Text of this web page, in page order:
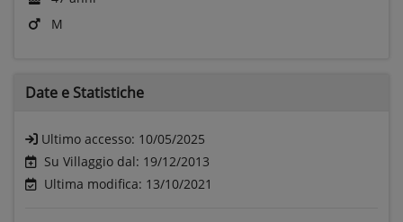
M
Date e Statistiche
Ultimo accesso: 10/05/2025
Su Villaggio dal: 19/12/2013
Ultima modifica: 13/10/2021